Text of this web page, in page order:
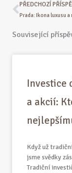
Prev
PŘEDCHOZÍ
Související
Investice
a akcií:
Když už
jsme svědky
Tradiční